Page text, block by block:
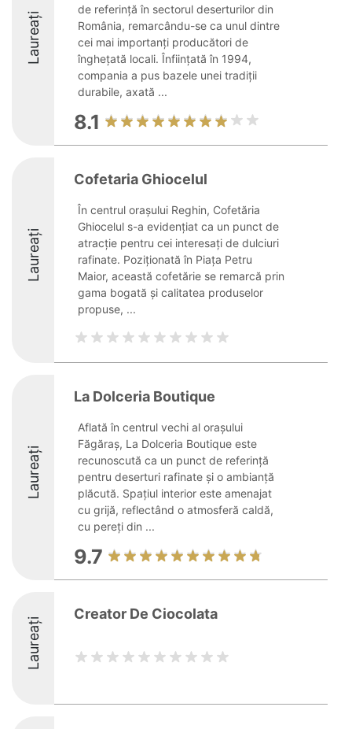
Laureați
de referință în sectorul deserturilor din
România, remarcându-se ca unul dintre
cei mai importanți producători de
înghețată locali. Înființată în 1994,
compania a pus bazele unei tradiții
durabile, axată ...
8.1
Laureați
Cofetaria Ghiocelul
În centrul orașului Reghin, Cofetăria
Ghiocelul s-a evidențiat ca un punct de
atracție pentru cei interesați de dulciuri
rafinate. Poziționată în Piața Petru
Maior, această cofetărie se remarcă prin
gama bogată și calitatea produselor
propuse, ...
Laureați
La Dolceria Boutique
Aflată în centrul vechi al orașului
Făgăraș, La Dolceria Boutique este
recunoscută ca un punct de referință
pentru deserturi rafinate și o ambianță
plăcută. Spațiul interior este amenajat
cu grijă, reflectând o atmosferă caldă,
cu pereți din ...
9.7
Laureați
Creator De Ciocolata